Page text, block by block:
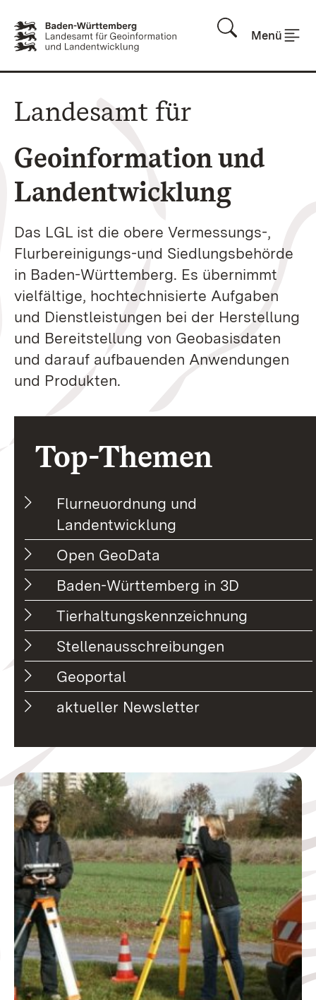
Menü
Landesamt für
Geoinformation und
Landentwicklung
Das LGL ist die obere Vermessungs-,
Flurbereinigungs-und Siedlungsbehörde
in Baden-Württemberg. Es übernimmt
vielfältige, hochtechnisierte Aufgaben
und Dienstleistungen bei der Herstellung
und Bereitstellung von Geobasisdaten
und darauf aufbauenden Anwendungen
und Produkten.
Top-Themen
Flurneuordnung und
Landentwicklung
Open GeoData
Baden-Württemberg in 3D
Tierhaltungskennzeichnung
Stellenausschreibungen
Geoportal
aktueller Newsletter